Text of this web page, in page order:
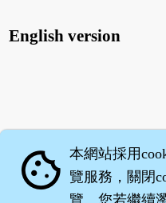
English version
cookie 本網站採用
覽服務，關閉
覽。您若繼續